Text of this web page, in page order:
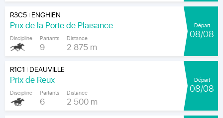
R3C5| ENGHIEN
Prix de la Porte de Plaisance
Discipline Partants
9
Distance
2 875 m
Départ
08/08
R1C1 | DEAUVILLE
Prix de Reux
Discipline Partants
6
Distance
2 500 m
Départ
08/08